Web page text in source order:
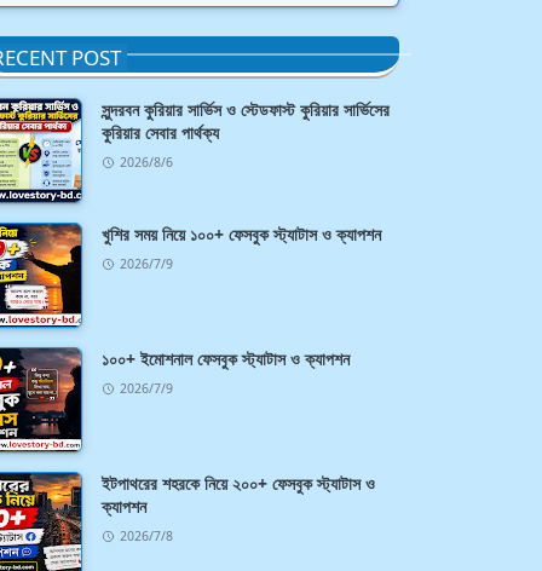
POST
সুন্দরবন কুরিয়ার সার্ভিস ও স্টেডফাস্ট কুরিয়ার সার্ভিসের
কুরিয়ার সেবার পার্থক্য
2026/8/6
খুশির সময় নিয়ে ১০০+ ফেসবুক স্ট্যাটাস ও ক্যাপশন
2026/7/9
১০০+ ইমোশনাল ফেসবুক স্ট্যাটাস ও ক্যাপশন
2026/7/9
ইটপাথরের শহরকে নিয়ে ২০০+ ফেসবুক স্ট্যাটাস ও
ক্যাপশন
2026/7/8